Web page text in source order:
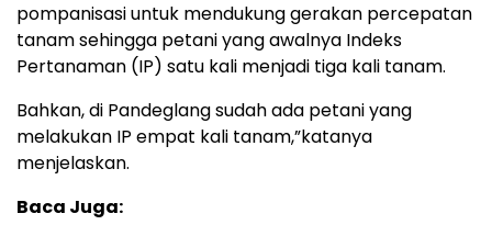
pompanisasi untuk mendukung gerakan percepatan
tanam sehingga petani yang awalnya Indeks
Pertanaman (IP) satu kali menjadi tiga kali tanam.
Bahkan, di Pandeglang sudah ada petani yang
melakukan IP empat kali tanam,”katanya
menjelaskan.
Baca Juga: